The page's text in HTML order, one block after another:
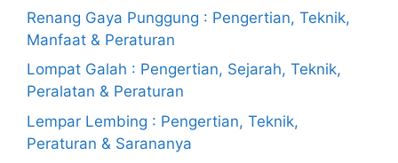
Renang Gaya Punggung : Pengertian, Teknik,
Manfaat & Peraturan
Lompat Galah : Pengertian, Sejarah, Teknik,
Peralatan & Peraturan
Lempar Lembing : Pengertian, Teknik,
Peraturan & Sarananya